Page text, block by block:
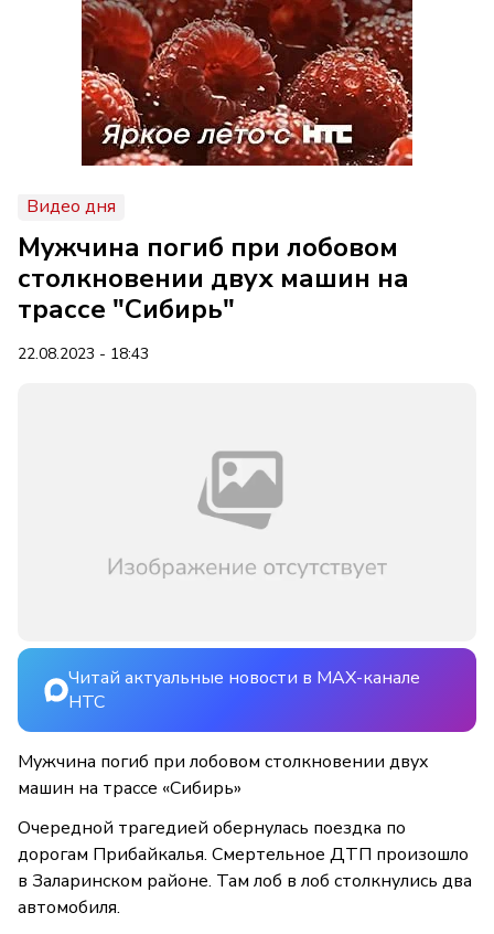
Видео дня
Мужчина погиб при лобовом
столкновении двух машин на
трассе "Сибирь"
22.08.2023 - 18:43
Читай актуальные новости в MAX-канале
НТС
Мужчина погиб при лобовом столкновении двух
машин на трассе «Сибирь»
Очередной трагедией обернулась поездка по
дорогам Прибайкалья. Смертельное ДТП произошло
в Заларинском районе. Там лоб в лоб столкнулись два
автомобиля.